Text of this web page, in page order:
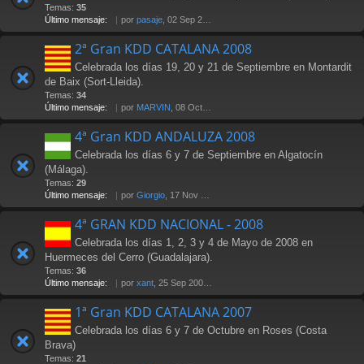
Temas: 35
Último mensaje:
por pasaje , 02 Sep 2010 16:44
2ª Gran KDD CATALANA 2008
Celebrada los días 19, 20 y 21 de Septiembre en Montardit
de Baix (Sort-Lleida).
Temas: 34
Último mensaje:
por MARVIN , 08 Oct 2008 09:59
4ª Gran KDD ANDALUZA 2008
Celebrada los días 6 y 7 de Septiembre en Algatocín
(Málaga).
Temas: 29
Último mensaje:
por Giorgio , 17 Nov 2009 22:01
4ª GRAN KDD NACIONAL - 2008
Celebrada los días 1, 2, 3 y 4 de Mayo de 2008 en
Huermeces del Cerro (Guadalajara).
Temas: 36
Último mensaje:
por xant , 25 Sep 2008 11:02
1ª Gran KDD CATALANA 2007
Celebrada los días 6 y 7 de Octubre en Roses (Costa
Brava)
Temas: 21